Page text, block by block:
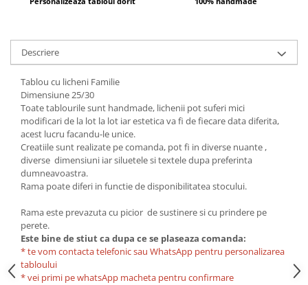
Descriere
Tablou cu licheni Familie
Dimensiune 25/30
Toate tablourile sunt handmade, lichenii pot suferi mici
modificari de la lot la lot iar estetica va fi de fiecare data diferita,
acest lucru facandu-le unice.
Creatiile sunt realizate pe comanda, pot fi in diverse nuante ,
diverse dimensiuni iar siluetele si textele dupa preferinta
dumneavoastra.
Rama poate diferi in functie de disponibilitatea stocului.
Rama este prevazuta cu picior de sustinere si cu prindere pe
perete.
Este bine de stiut ca dupa ce se plaseaza comanda:
* te vom contacta telefonic sau WhatsApp pentru personalizarea
tabloului
* vei primi pe whatsApp macheta pentru confirmare